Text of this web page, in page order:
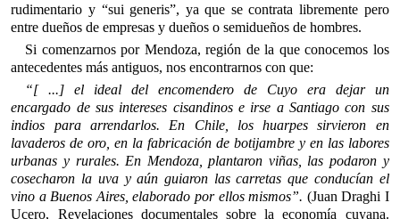
rudimentario y “sui generis”, ya que se contrata libremente pero
entre dueños de empresas y dueños o semidueños de hombres.
Si comenzarnos por Mendoza, región de la que conocemos los
antecedentes más antiguos, nos encontrarnos con que:
“[ ...] el ideal del encomendero de Cuyo era dejar un
encargado de sus intereses cisandinos e irse a Santiago con sus
indios para arrendarlos. En Chile, los huarpes sirvieron en
lavaderos de oro, en la fabricación de botijambre y en las labores
urbanas y rurales. En Mendoza, plantaron viñas, las podaron y
cosecharon la uva y aún guiaron las carretas que conducían el
vino a Buenos Aires, elaborado por ellos mismos”. (Juan Draghi I
Ucero, Revelaciones documentales sobre la economía cuyana.